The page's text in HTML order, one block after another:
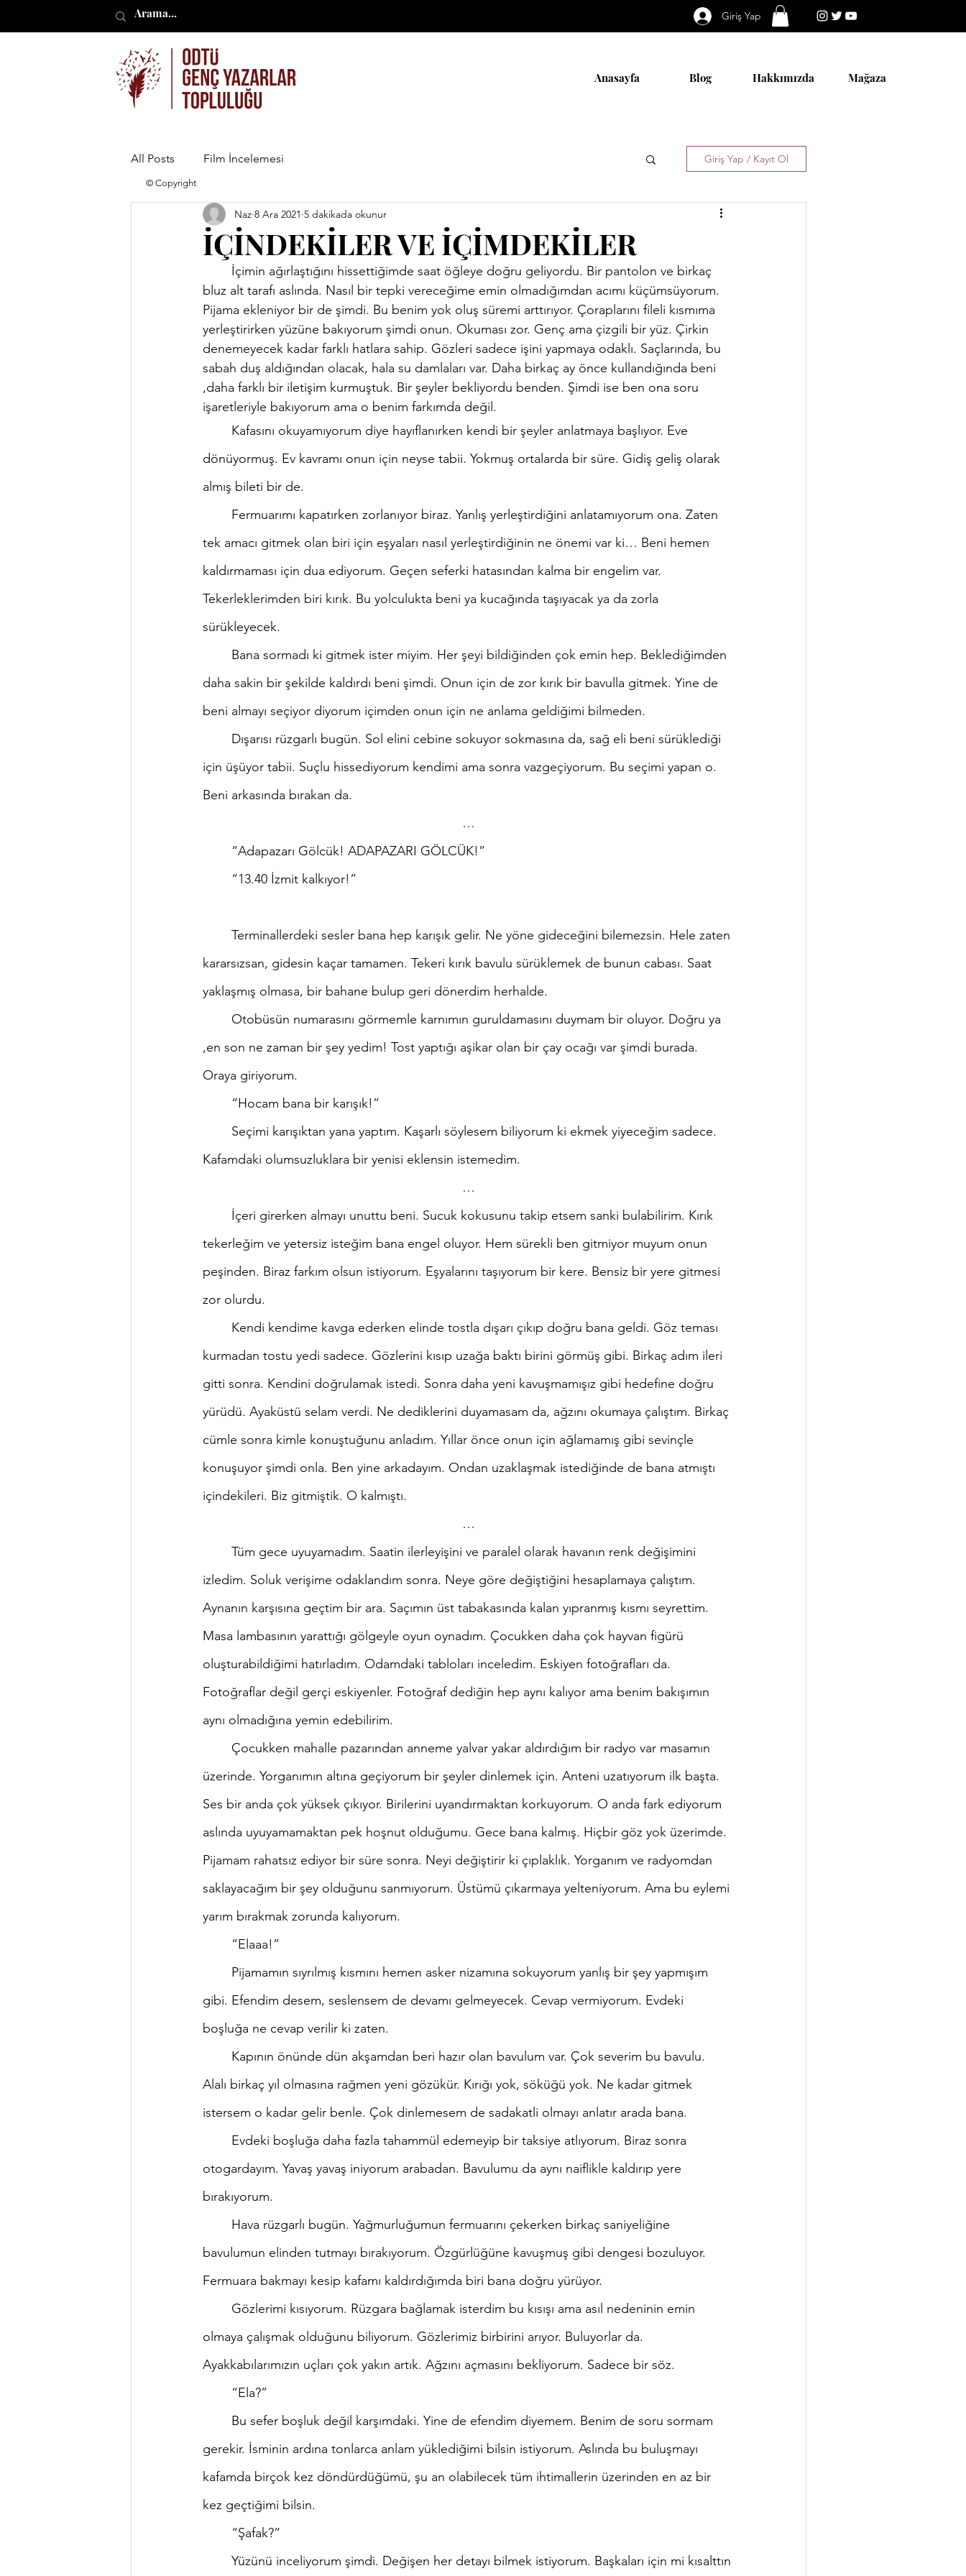
Giriş Yap
Anasayfa Blog Hakkımızda Mağaza
All Posts Film İncelemesi Giriş Yap / Kayıt Ol
İÇİNDEKİLER VE İÇİMDEKİLER
Naz 8 Ara 2021 5 dakikada okunur
bluz alt tarafı aslında. Nasıl bir tepki vereceğime emin olmadığımdan acımı küçümsüyorum.
Pijama ekleniyor bir de şimdi. Bu benim yok oluş süremi arttırıyor. Çoraplarını fileli kısmıma
yerleştirirken yüzüne bakıyorum şimdi onun. Okuması zor. Genç ama çizgili bir yüz. Çirkin
denemeyecek kadar farklı hatlara sahip. Gözleri sadece işini yapmaya odaklı. Saçlarında, bu
sabah duş aldığından olacak, hala su damlaları var. Daha birkaç ay önce kullandığında beni
,daha farklı bir iletişim kurmuştuk. Bir şeyler bekliyordu benden. Şimdi ise ben ona soru
işaretleriyle bakıyorum ama o benim farkımda değil.
dönüyormuş. Ev kavramı onun için neyse tabii. Yokmuş ortalarda bir süre. Gidiş geliş olarak
almış bileti bir de.
tek amacı gitmek olan biri için eşyaları nasıl yerleştirdiğinin ne önemi var ki… Beni hemen
kaldırmaması için dua ediyorum. Geçen seferki hatasından kalma bir engelim var.
Tekerleklerimden biri kırık. Bu yolculukta beni ya kucağında taşıyacak ya da zorla
sürükleyecek.
daha sakin bir şekilde kaldırdı beni şimdi. Onun için de zor kırık bir bavulla gitmek. Yine de
beni almayı seçiyor diyorum içimden onun için ne anlama geldiğimi bilmeden.
için üşüyor tabii. Suçlu hissediyorum kendimi ama sonra vazgeçiyorum. Bu seçimi yapan o.
Beni arkasında bırakan da.
…
	“Adapazarı Gölcük! ADAPAZARI GÖLCÜK!”
	“13.40 İzmit kalkıyor!”
kararsızsan, gidesin kaçar tamamen. Tekeri kırık bavulu sürüklemek de bunun cabası. Saat
yaklaşmış olmasa, bir bahane bulup geri dönerdim herhalde.
,en son ne zaman bir şey yedim! Tost yaptığı aşikar olan bir çay ocağı var şimdi burada.
Oraya giriyorum.
	“Hocam bana bir karışık!”
Kafamdaki olumsuzluklara bir yenisi eklensin istemedim.
…
tekerleğim ve yetersiz isteğim bana engel oluyor. Hem sürekli ben gitmiyor muyum onun
peşinden. Biraz farkım olsun istiyorum. Eşyalarını taşıyorum bir kere. Bensiz bir yere gitmesi
zor olurdu.
kurmadan tostu yedi sadece. Gözlerini kısıp uzağa baktı birini görmüş gibi. Birkaç adım ileri
gitti sonra. Kendini doğrulamak istedi. Sonra daha yeni kavuşmamışız gibi hedefine doğru
yürüdü. Ayaküstü selam verdi. Ne dediklerini duyamasam da, ağzını okumaya çalıştım. Birkaç
cümle sonra kimle konuştuğunu anladım. Yıllar önce onun için ağlamamış gibi sevinçle
konuşuyor şimdi onla. Ben yine arkadayım. Ondan uzaklaşmak istediğinde de bana atmıştı
içindekileri. Biz gitmiştik. O kalmıştı.
…
izledim. Soluk verişime odaklandım sonra. Neye göre değiştiğini hesaplamaya çalıştım.
Aynanın karşısına geçtim bir ara. Saçımın üst tabakasında kalan yıpranmış kısmı seyrettim.
Masa lambasının yarattığı gölgeyle oyun oynadım. Çocukken daha çok hayvan figürü
oluşturabildiğimi hatırladım. Odamdaki tabloları inceledim. Eskiyen fotoğrafları da.
Fotoğraflar değil gerçi eskiyenler. Fotoğraf dediğin hep aynı kalıyor ama benim bakışımın
aynı olmadığına yemin edebilirim.
üzerinde. Yorganımın altına geçiyorum bir şeyler dinlemek için. Anteni uzatıyorum ilk başta.
Ses bir anda çok yüksek çıkıyor. Birilerini uyandırmaktan korkuyorum. O anda fark ediyorum
aslında uyuyamamaktan pek hoşnut olduğumu. Gece bana kalmış. Hiçbir göz yok üzerimde.
Pijamam rahatsız ediyor bir süre sonra. Neyi değiştirir ki çıplaklık. Yorganım ve radyomdan
saklayacağım bir şey olduğunu sanmıyorum. Üstümü çıkarmaya yelteniyorum. Ama bu eylemi
yarım bırakmak zorunda kalıyorum.
	“Elaaa!”
gibi. Efendim desem, seslensem de devamı gelmeyecek. Cevap vermiyorum. Evdeki
boşluğa ne cevap verilir ki zaten.
Alalı birkaç yıl olmasına rağmen yeni gözükür. Kırığı yok, söküğü yok. Ne kadar gitmek
istersem o kadar gelir benle. Çok dinlemesem de sadakatli olmayı anlatır arada bana.
otogardayım. Yavaş yavaş iniyorum arabadan. Bavulumu da aynı naiflikle kaldırıp yere
bırakıyorum.
bavulumun elinden tutmayı bırakıyorum. Özgürlüğüne kavuşmuş gibi dengesi bozuluyor.
Fermuara bakmayı kesip kafamı kaldırdığımda biri bana doğru yürüyor.
olmaya çalışmak olduğunu biliyorum. Gözlerimiz birbirini arıyor. Buluyorlar da.
Ayakkabılarımızın uçları çok yakın artık. Ağzını açmasını bekliyorum. Sadece bir söz.
	“Ela?”
gerekir. İsminin ardına tonlarca anlam yüklediğimi bilsin istiyorum. Aslında bu buluşmayı
kafamda birçok kez döndürdüğümü, şu an olabilecek tüm ihtimallerin üzerinden en az bir
kez geçtiğimi bilsin.
	“Şafak?”
© Copyright